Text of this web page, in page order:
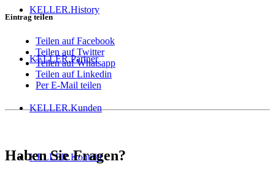
KELLER.History
KELLER.Partner
KELLER.Kunden
KELLER.Kontakt
Eintrag teilen
Teilen auf Facebook
Teilen auf Twitter
Teilen auf Whatsapp
Teilen auf Linkedin
Per E-Mail teilen
Haben Sie Fragen?